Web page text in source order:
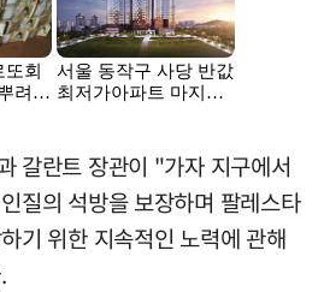
갈란트 장관이 "가자 지구에서
질의 석방을 보장하며 팔레스타
기 위한 지속적인 노력에 관해